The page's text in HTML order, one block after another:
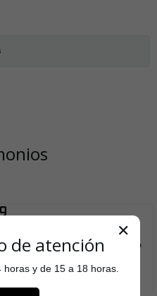
que cada cliente
el reconocimiento
autor
✕
de atención
y de 15 a 18 horas.